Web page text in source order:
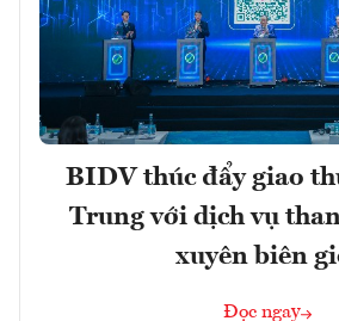
BIDV thúc đẩy giao
Trung với dịch vụ
xuyên biên
Đọc ngay